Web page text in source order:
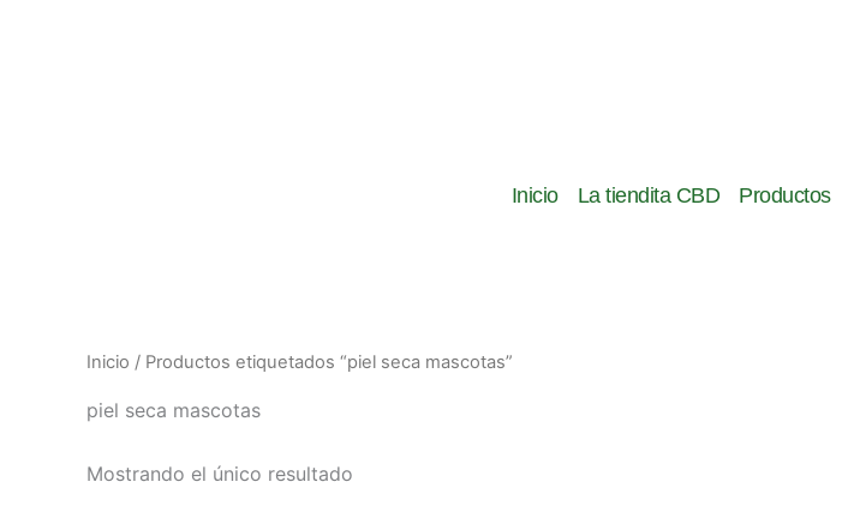
Inicio La tiendita CBD Productos
Inicio / Productos etiquetados “piel seca mascotas”
piel seca mascotas
Mostrando el único resultado